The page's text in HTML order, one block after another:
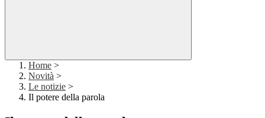
Home >
Novità >
Le notizie >
Il potere della parola